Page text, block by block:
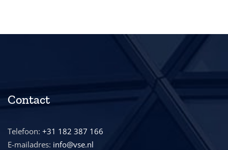
Contact
Telefoon: +31 182 387 166
E-mailadres: info@vse.nl